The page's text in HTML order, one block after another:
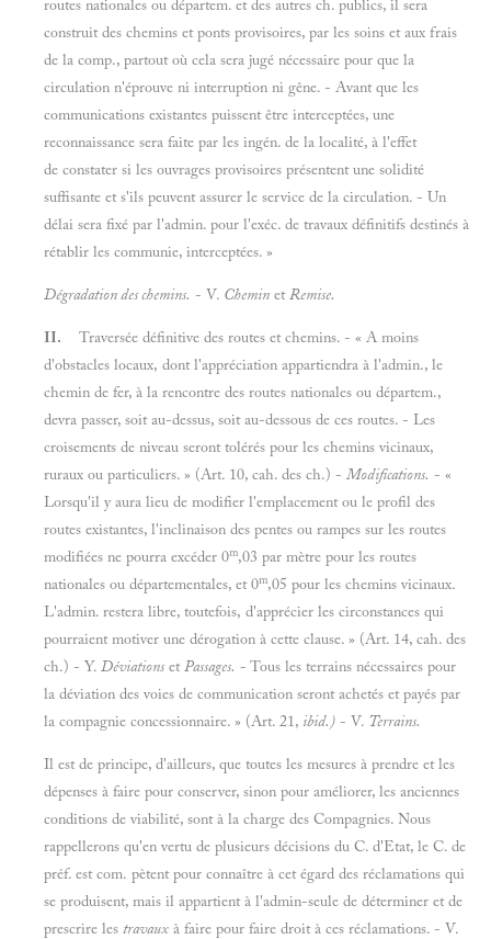
routes nationales ou départem. et des autres ch. publics, il sera
construit des chemins et ponts provisoires, par les soins et aux frais
de la comp., partout où cela sera jugé nécessaire pour que la
circulation n'éprouve ni interruption ni gêne. - Avant que les
communications existantes puissent être interceptées, une
reconnaissance sera faite par les ingén. de la localité, à l'effet
de constater si les ouvrages provisoires présentent une solidité
suffisante et s'ils peuvent assurer le service de la circulation. - Un
délai sera fixé par l'admin. pour l'exéc. de travaux définitifs destinés à
rétablir les communie, interceptées. »
Dégradation des chemins. - V. Chemin etRemise.
II. Traversée définitive des routes et chemins. - « A moins
d'obstacles locaux, dont l'appréciation appartiendra à l'admin., le
chemin de fer, à la rencontre des routes nationales ou départem.,
devra passer, soit au-dessus, soit au-dessous de ces routes. - Les
croisements de niveau seront tolérés pour les chemins vicinaux,
ruraux ou particuliers. » (Art. 10, cah. des ch.) - Modifications. - «
Lorsqu'il y aura lieu de modifier l'emplacement ou le profil des
routes existantes, l'inclinaison des pentes ou rampes sur les routes
modifiées ne pourra excéder 0m,03 par mètre pour les routes
nationales ou départementales, et 0m,05 pour les chemins vicinaux.
L'admin. restera libre, toutefois, d'apprécier les circonstances qui
pourraient motiver une dérogation à cette clause. » (Art. 14, cah. des
ch.) - Y. Déviations etPassages. - Tous les terrains nécessaires pour
la déviation des voies de communication seront achetés et payés par
la compagnie concessionnaire. » (Art. 21, ibid.) - V. Terrains.
Il est de principe, d'ailleurs, que toutes les mesures à prendre et les
dépenses à faire pour conserver, sinon pour améliorer, les anciennes
conditions de viabilité, sont à la charge des Compagnies. Nous
rappellerons qu'en vertu de plusieurs décisions du C. d'Etat, le C. de
préf. est com. pètent pour connaître à cet égard des réclamations qui
se produisent, mais il appartient à l'admin-seule de déterminer et de
prescrire les travaux à faire pour faire droit à ces réclamations. - V.